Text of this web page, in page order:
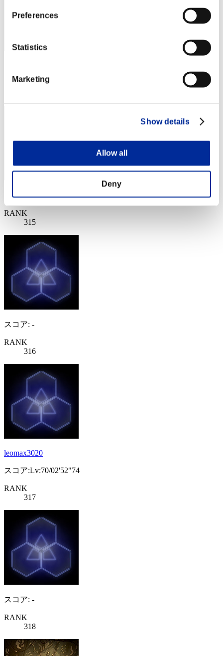
Preferences
Statistics
Marketing
Show details
Allow all
Deny
RANK
スコア: -
RANK
315
スコア: -
RANK
316
leomax3020
スコア:Lv:70/02'52"74
RANK
317
スコア: -
RANK
318